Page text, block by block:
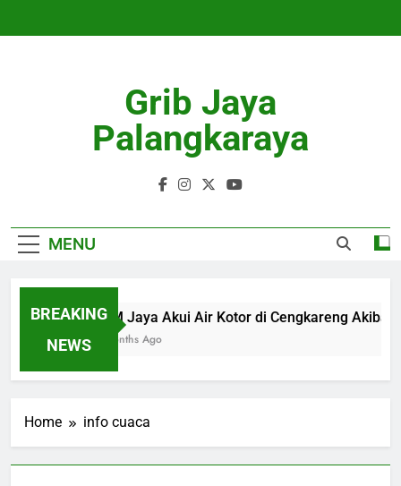
Grib Jaya
Palangkaraya
MENU
BREAKING
NEWS
PAM Jaya Akui Air Kotor di Cengkareng Akibat
4 Months Ago
Home info cuaca